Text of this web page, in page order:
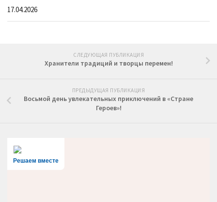
17.04.2026
СЛЕДУЮЩАЯ ПУБЛИКАЦИЯ
Хранители традиций и творцы перемен!
ПРЕДЫДУЩАЯ ПУБЛИКАЦИЯ
Восьмой день увлекательных приключений в «Стране
Героев»!
Решаем вместе